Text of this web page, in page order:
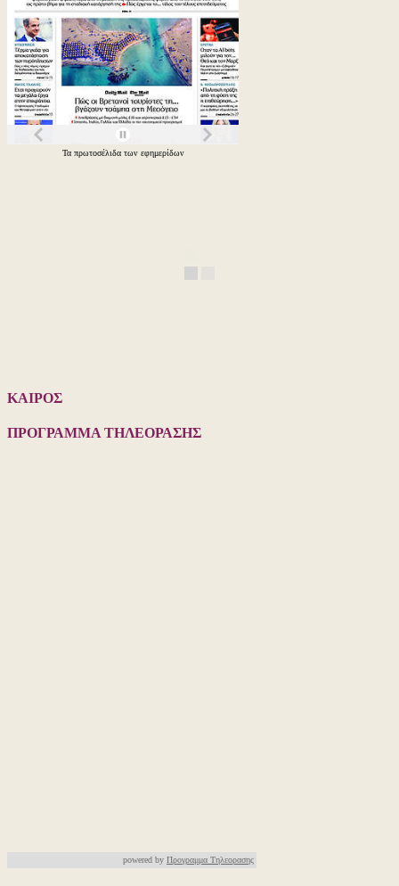
Τα πρωτοσέλιδα των εφημερίδων
ΚΑΙΡΟΣ
ΠΡΟΓΡΑΜΜΑ ΤΗΛΕΟΡΑΣΗΣ
powered by Προγραμμα Τηλεορασης